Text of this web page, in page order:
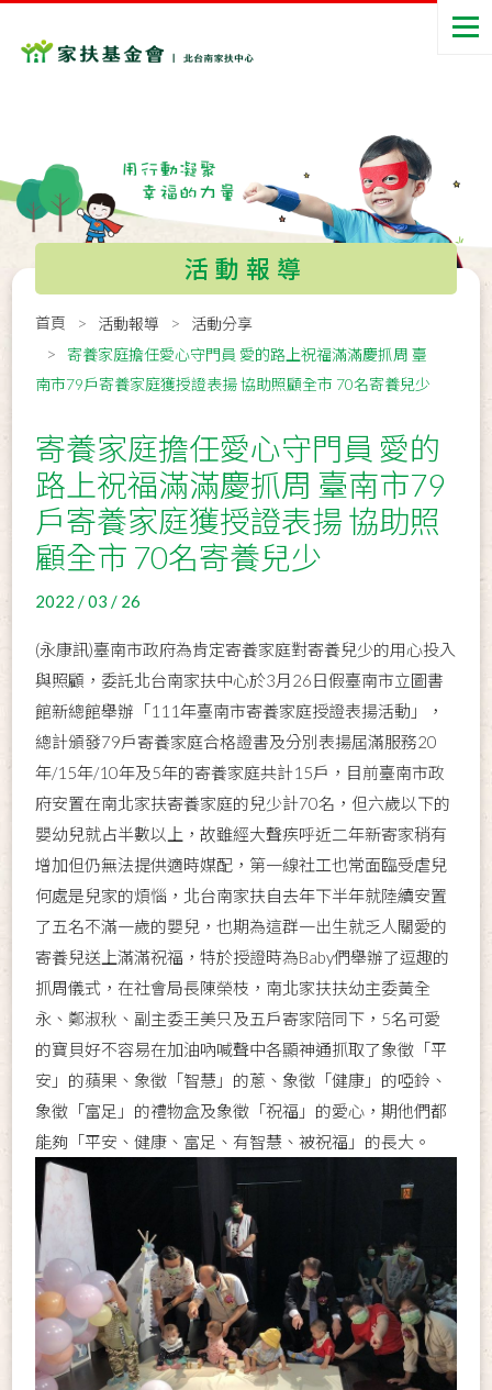
活動報導
首頁 活動報導
活動分享
寄養家庭擔任愛心守門員 愛的路上祝福滿滿慶抓周 臺
南市79戶寄養家庭獲授證表揚 協助照顧全市 70名寄養兒少
寄養家庭擔任愛心守門員 愛的
路上祝福滿滿慶抓周 臺南市79
戶寄養家庭獲授證表揚 協助照
顧全市 70名寄養兒少
2022 / 03 / 26
(永康訊)臺南市政府為肯定寄養家庭對寄養兒少的用心投入
與照顧，委託北台南家扶中心於3月26日假臺南市立圖書
館新總館舉辦「111年臺南市寄養家庭授證表揚活動」，
總計頒發79戶寄養家庭合格證書及分別表揚屆滿服務20
年/15年/10年及5年的寄養家庭共計15戶，目前臺南市政
府安置在南北家扶寄養家庭的兒少計70名，但六歲以下的
嬰幼兒就占半數以上，故雖經大聲疾呼近二年新寄家稍有
增加但仍無法提供適時媒配，第一線社工也常面臨受虐兒
何處是兒家的煩惱，北台南家扶自去年下半年就陸續安置
了五名不滿一歲的嬰兒，也期為這群一出生就乏人關愛的
寄養兒送上滿滿祝福，特於授證時為Baby們舉辦了逗趣的
抓周儀式，在社會局長陳榮枝，南北家扶扶幼主委黃全
永、鄭淑秋、副主委王美只及五戶寄家陪同下，5名可愛
的寶貝好不容易在加油吶喊聲中各顯神通抓取了象徵「平
安」的蘋果、象徵「智慧」的蔥、象徵「健康」的啞鈴、
象徵「富足」的禮物盒及象徵「祝福」的愛心，期他們都
能夠「平安、健康、富足、有智慧、被祝福」的長大。